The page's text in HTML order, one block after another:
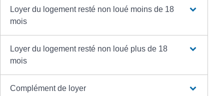
Loyer du logement resté non loué moins de 18
mois
Loyer du logement resté non loué plus de 18
mois
Complément de loyer